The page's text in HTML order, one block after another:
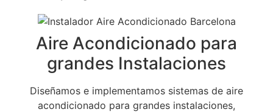
Aire Acondicionado para
grandes Instalaciones
Diseñamos e implementamos sistemas de aire
acondicionado para grandes instalaciones,